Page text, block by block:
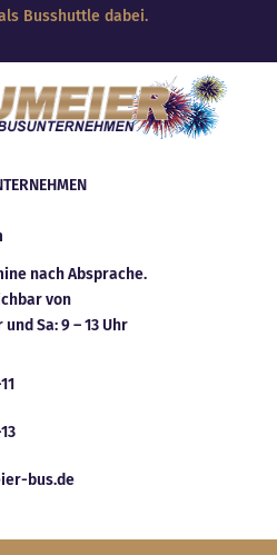
Busshuttle dabei.
nach Absprache.
von
und Sa: 9 – 13 Uhr
bus.de